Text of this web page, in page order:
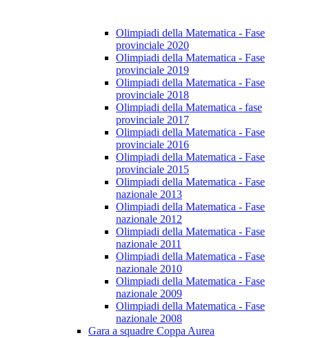
Olimpiadi della Matematica - Fase
provinciale 2020
Olimpiadi della Matematica - Fase
provinciale 2019
Olimpiadi della Matematica - Fase
provinciale 2018
Olimpiadi della Matematica - fase
provinciale 2017
Olimpiadi della Matematica - Fase
provinciale 2016
Olimpiadi della Matematica - Fase
provinciale 2015
Olimpiadi della Matematica - Fase
nazionale 2013
Olimpiadi della Matematica - Fase
nazionale 2012
Olimpiadi della Matematica - Fase
nazionale 2011
Olimpiadi della Matematica - Fase
nazionale 2010
Olimpiadi della Matematica - Fase
nazionale 2009
Olimpiadi della Matematica - Fase
nazionale 2008
Gara a squadre Coppa Aurea